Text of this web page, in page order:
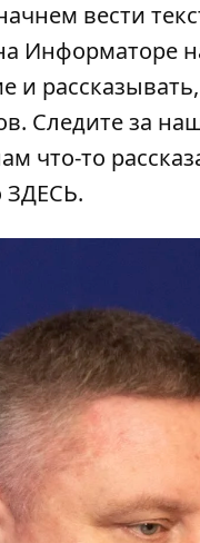
вести
Информаторе
и
Следите за
что-то
ЗДЕСЬ.